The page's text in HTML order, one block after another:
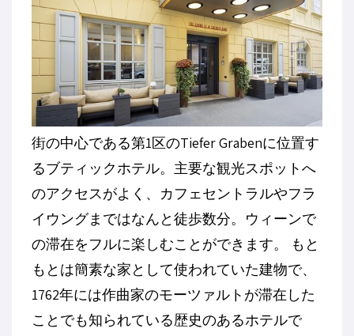
街の中心である第1区のTiefer Grabenに位置す
るブティックホテル。主要な観光スポットへ
のアクセスがよく、カフェセントラルやフラ
イウングまではなんと徒歩数分。ウィーンで
の滞在をフルに楽しむことができます。 もと
もとは簡素な家として使われていた建物で、
1762年には作曲家のモーツァルトが滞在した
ことでも知られている歴史のあるホテルで